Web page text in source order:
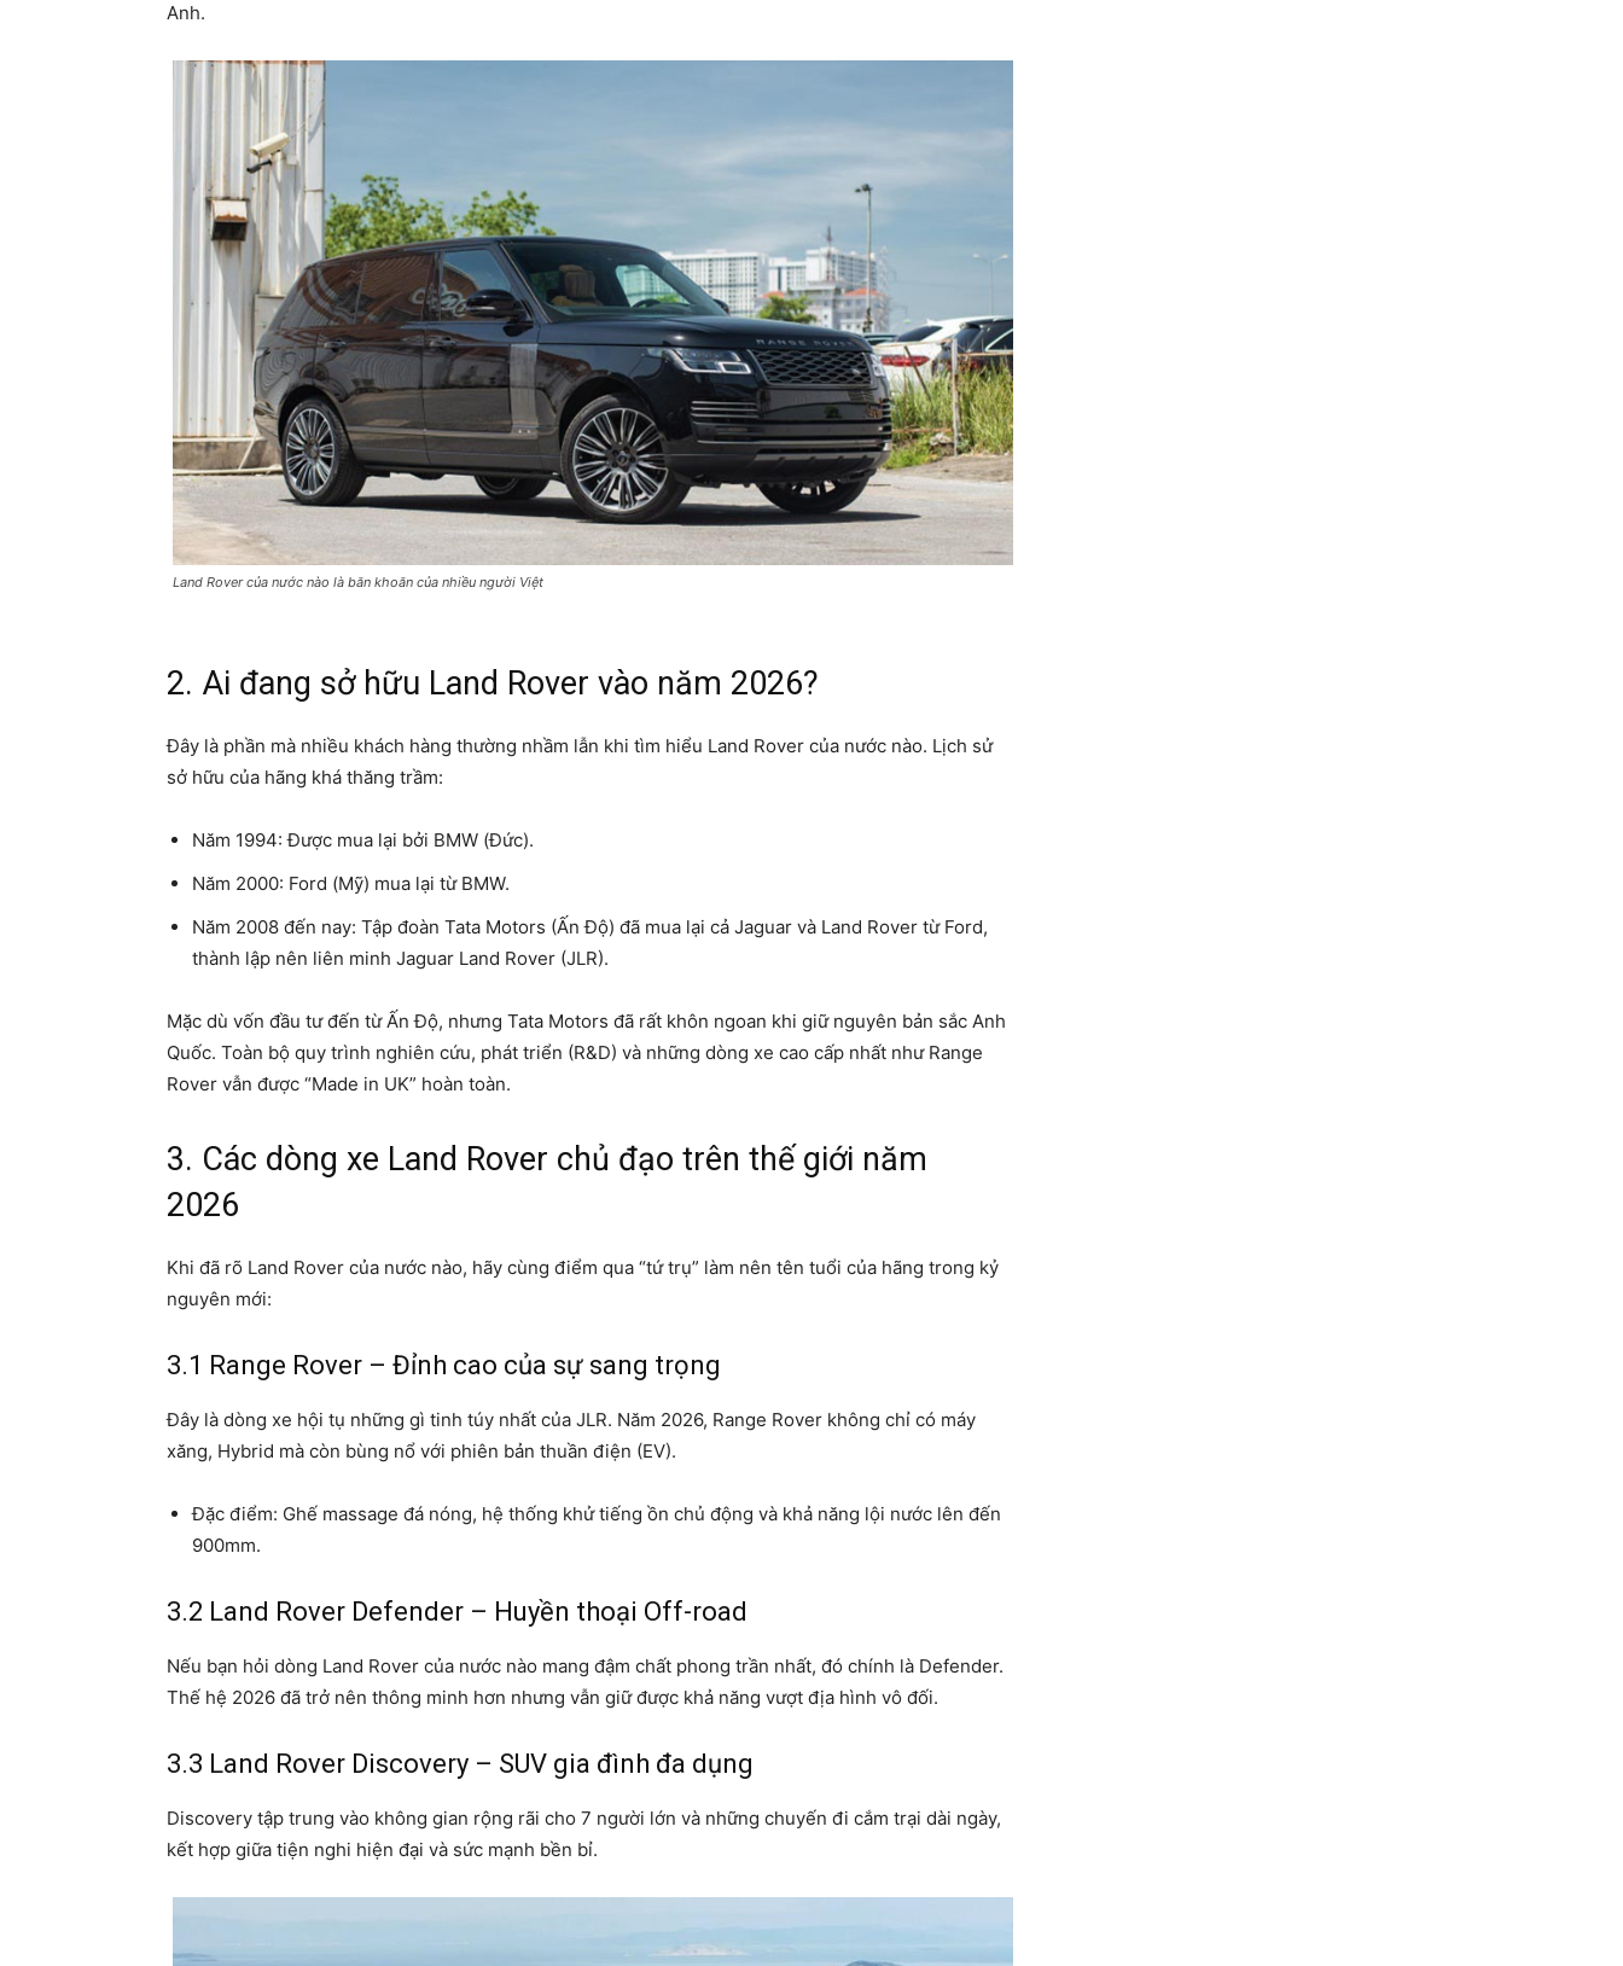
hàng
đầu
mẹ
bé
Anh.
Land Rover của nước nào là băn khoăn của nhiều người Việt
2. Ai đang sở hữu Land Rover vào năm 2026?
Đây là phần mà nhiều khách hàng thường nhầm lẫn khi tìm hiểu Land Rover của nước nào. Lịch sử
sở hữu của hãng khá thăng trầm:
Năm 1994: Được mua lại bởi BMW (Đức).
Năm 2000: Ford (Mỹ) mua lại từ BMW.
Năm 2008 đến nay: Tập đoàn Tata Motors (Ấn Độ) đã mua lại cả Jaguar và Land Rover từ Ford,
thành lập nên liên minh Jaguar Land Rover (JLR).
Mặc dù vốn đầu tư đến từ Ấn Độ, nhưng Tata Motors đã rất khôn ngoan khi giữ nguyên bản sắc Anh
Quốc. Toàn bộ quy trình nghiên cứu, phát triển (R&D) và những dòng xe cao cấp nhất như Range
Rover vẫn được “Made in UK” hoàn toàn.
3. Các dòng xe Land Rover chủ đạo trên thế giới năm
2026
Khi đã rõ Land Rover của nước nào, hãy cùng điểm qua “tứ trụ” làm nên tên tuổi của hãng trong kỷ
nguyên mới:
3.1 Range Rover – Đỉnh cao của sự sang trọng
Đây là dòng xe hội tụ những gì tinh túy nhất của JLR. Năm 2026, Range Rover không chỉ có máy
xăng, Hybrid mà còn bùng nổ với phiên bản thuần điện (EV).
Đặc điểm: Ghế massage đá nóng, hệ thống khử tiếng ồn chủ động và khả năng lội nước lên đến
900mm.
3.2 Land Rover Defender – Huyền thoại Off-road
Nếu bạn hỏi dòng Land Rover của nước nào mang đậm chất phong trần nhất, đó chính là Defender.
Thế hệ 2026 đã trở nên thông minh hơn nhưng vẫn giữ được khả năng vượt địa hình vô đối.
3.3 Land Rover Discovery – SUV gia đình đa dụng
Discovery tập trung vào không gian rộng rãi cho 7 người lớn và những chuyến đi cắm trại dài ngày,
kết hợp giữa tiện nghi hiện đại và sức mạnh bền bỉ.